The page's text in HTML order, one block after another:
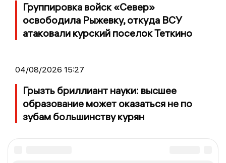
Группировка войск «Север»
освободила Рыжевку, откуда ВСУ
атаковали курский поселок Теткино
04/08/2026 15:27
Грызть бриллиант науки: высшее
образование может оказаться не по
зубам большинству курян